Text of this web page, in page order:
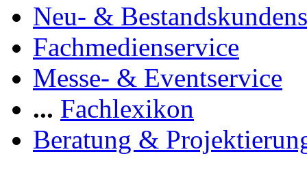
Neu- &
Fachmedienservice
Messe- & Eventservice
... Fachlexikon
Beratung &